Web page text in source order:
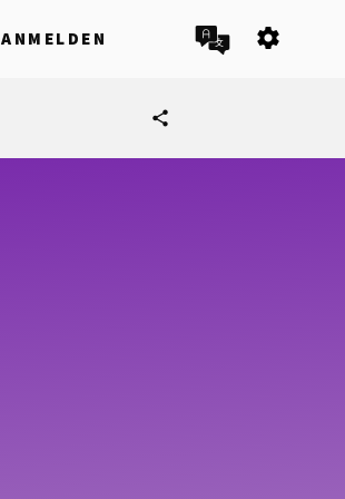
ANMELDEN settings
share